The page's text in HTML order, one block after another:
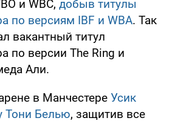
и WBC, добыв титулы
по версиям IBF и WBA. Так
вакантный титул
по версии The Ring и
Али.
в Манчестере Усик
Тони Белью, защитив все